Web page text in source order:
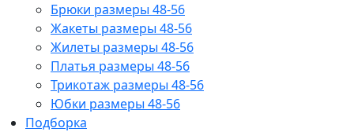
Брюки размеры 48-56
Жакеты размеры 48-56
Жилеты размеры 48-56
Платья размеры 48-56
Трикотаж размеры 48-56
Юбки размеры 48-56
Подборка